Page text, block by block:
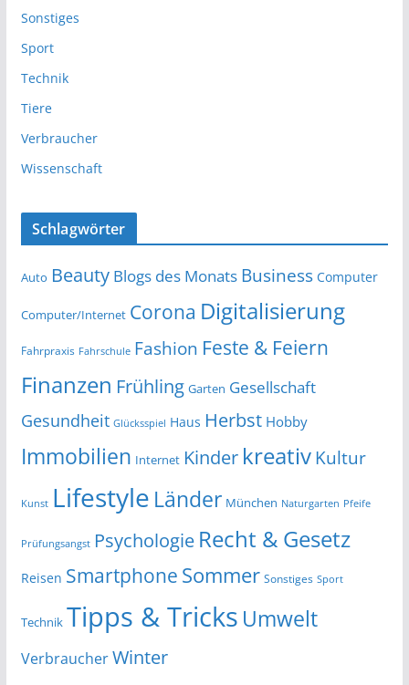
Sonstiges
Sport
Technik
Tiere
Verbraucher
Wissenschaft
Schlagwörter
Auto Beauty Blogs des Monats Business Computer
Computer/Internet Corona Digitalisierung
Fahrpraxis Fahrschule Fashion Feste & Feiern
Finanzen Frühling Garten Gesellschaft
Gesundheit Glücksspiel Haus Herbst Hobby
Immobilien Internet Kinder kreativKultur
Kunst Lifestyle Länder München Naturgarten Pfeife
Prüfungsangst Psychologie Recht & Gesetz
Reisen Smartphone Sommer Sonstiges Sport
Technik Tipps & Tricks Umwelt
VerbraucherWinter